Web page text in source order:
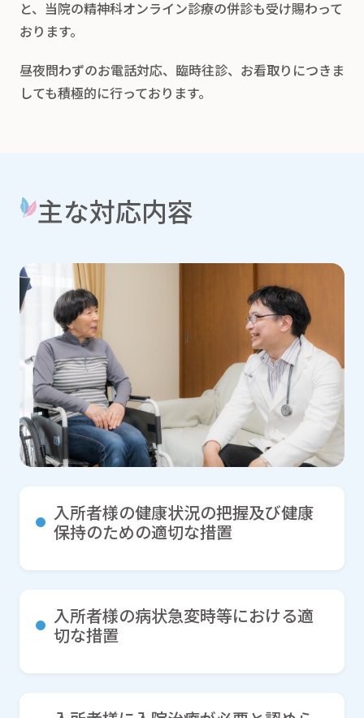
と、当院の精神科オンライン診療の併診も受け賜わって
おります。
昼夜問わずのお電話対応、臨時往診、お看取りにつきま
しても積極的に行っております。
主な対応内容
入所者様の健康状況の把握及び健康
保持のための適切な措置
入所者様の病状急変時等における適
切な措置